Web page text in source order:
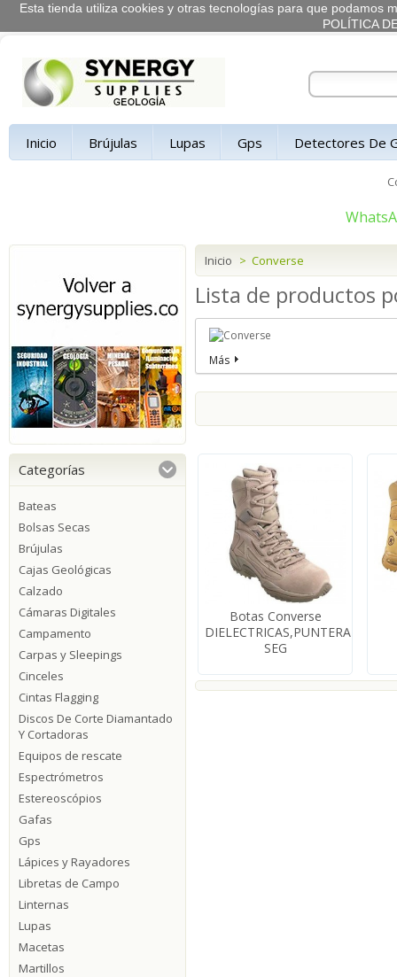
Inicio Brújulas Lupas Gps Detectores De
Inicio > Converse
Lista de productos
Más
Botas Converse
DIELECTRICAS,PUNTERA
SEG
Categorías
Bateas
Bolsas Secas
Brújulas
Cajas Geológicas
Calzado
Cámaras Digitales
Campamento
Carpas y Sleepings
Cinceles
Cintas Flagging
Discos De Corte Diamantado
Y Cortadoras
Equipos de rescate
Espectrómetros
Estereoscópios
Gafas
Gps
Lápices y Rayadores
Libretas de Campo
Linternas
Lupas
Macetas
Martillos
Esta tienda utiliza cookies y otras tecnologías para que podamos
POLÍTICA